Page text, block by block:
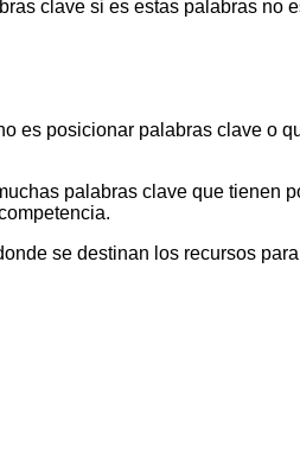
clave si es estas palabras no
es posicionar palabras clave o
palabras clave que tienen
se destinan los recursos